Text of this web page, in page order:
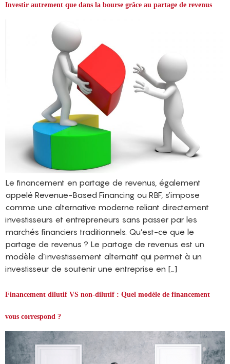
Investir autrement que dans la bourse grâce au partage de revenus
Le financement en partage de revenus, également
appelé Revenue-Based Financing ou RBF, s’impose
comme une alternative moderne reliant directement
investisseurs et entrepreneurs sans passer par les
marchés financiers traditionnels. Qu’est-ce que le
partage de revenus ? Le partage de revenus est un
modèle d’investissement alternatif qui permet à un
investisseur de soutenir une entreprise en […]
Financement dilutif VS non-dilutif : Quel modèle de financement
vous correspond ?